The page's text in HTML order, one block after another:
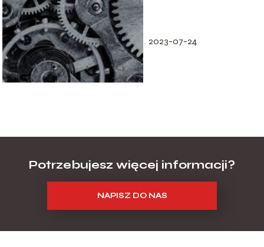
2023-07-24
Potrzebujesz więcej informacji?
NAPISZ DO NAS